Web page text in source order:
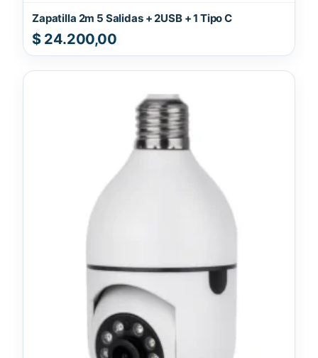
Zapatilla 2m 5 Salidas + 2USB + 1 Tipo C
$24.200,00